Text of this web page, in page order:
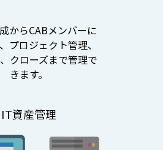
からCABメンバーに
プロジェクト管理、
クローズまで管理で
きます。
IT資産管理